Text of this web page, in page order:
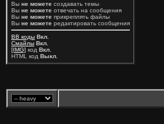
Вы не можете создавать темы
Вы не можете отвечать на сообщения
Вы не можете прикреплять файлы
Вы не можете редактировать сообщения
BB коды Вкл.
Смайлы Вкл.
[IMG] код Вкл.
HTML код Выкл.